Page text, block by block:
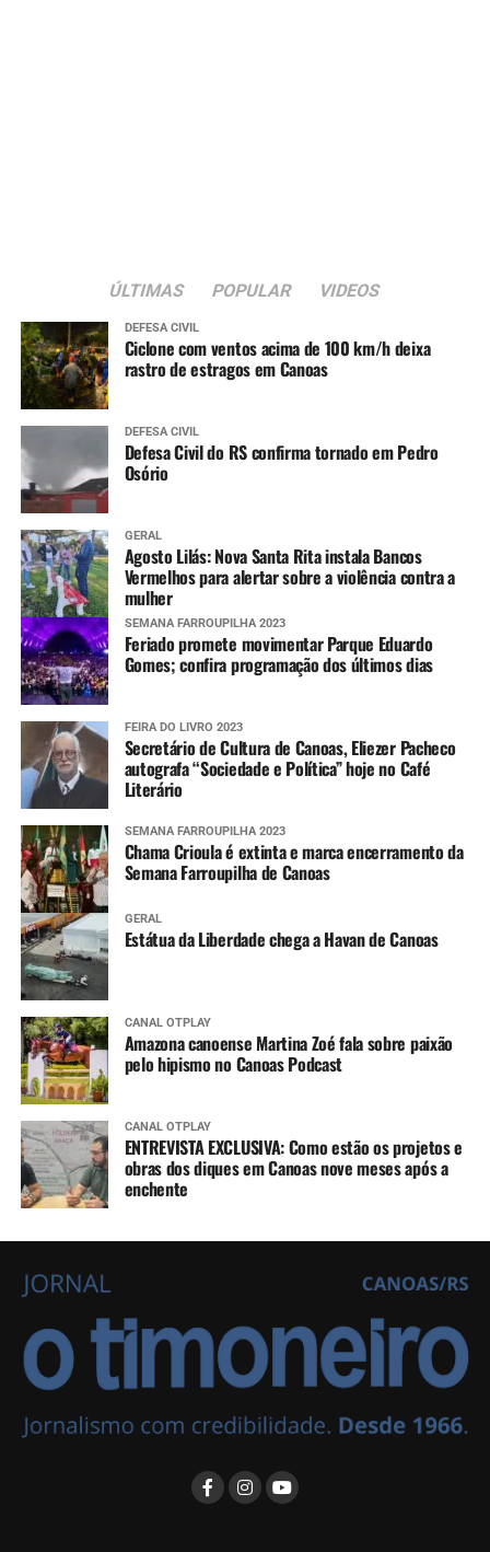
ÚLTIMAS POPULAR VIDEOS
DEFESA CIVIL
Ciclone com ventos acima de 100 km/h deixa
rastro de estragos em Canoas
DEFESA CIVIL
Defesa Civil do RS confirma tornado em Pedro
Osório
GERAL
Agosto Lilás: Nova Santa Rita instala Bancos
Vermelhos para alertar sobre a violência contra a
mulher
SEMANA FARROUPILHA 2023
Feriado promete movimentar Parque Eduardo
Gomes; confira programação dos últimos dias
FEIRA DO LIVRO 2023
Secretário de Cultura de Canoas, Eliezer Pacheco
autografa “Sociedade e Política” hoje no Café
Literário
SEMANA FARROUPILHA 2023
Chama Crioula é extinta e marca encerramento da
Semana Farroupilha de Canoas
GERAL
Estátua da Liberdade chega a Havan de Canoas
CANAL OTPLAY
Amazona canoense Martina Zoé fala sobre paixão
pelo hipismo no Canoas Podcast
CANAL OTPLAY
ENTREVISTA EXCLUSIVA: Como estão os projetos e
obras dos diques em Canoas nove meses após a
enchente